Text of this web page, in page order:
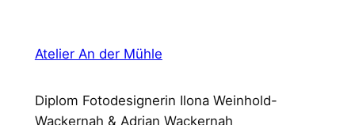
Atelier An der Mühle
Diplom Fotodesignerin Ilona Weinhold-
Wackernah & Adrian Wackernah